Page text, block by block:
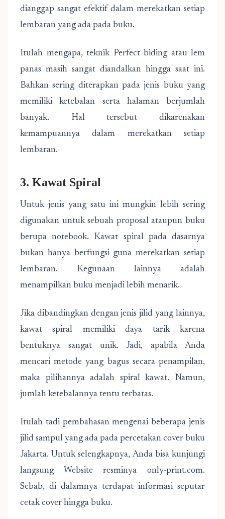
dianggap sangat efektif dalam merekatkan setiap
lembaran yang ada pada buku.
Itulah mengapa, teknik Perfect biding atau lem
panas masih sangat diandalkan hingga saat ini.
Bahkan sering diterapkan pada jenis buku yang
memiliki ketebalan serta halaman berjumlah
banyak. Hal tersebut dikarenakan
kemampuannya dalam merekatkan setiap
lembaran.
3. Kawat Spiral
Untuk jenis yang satu ini mungkin lebih sering
digunakan untuk sebuah proposal ataupun buku
berupa notebook. Kawat spiral pada dasarnya
bukan hanya berfungsi guna merekatkan setiap
lembaran. Kegunaan lainnya adalah
menampilkan buku menjadi lebih menarik.
Jika dibandingkan dengan jenis jilid yang lainnya,
kawat spiral memiliki daya tarik karena
bentuknya sangat unik. Jadi, apabila Anda
mencari metode yang bagus secara penampilan,
maka pilihannya adalah spiral kawat. Namun,
jumlah ketebalannya tentu terbatas.
Itulah tadi pembahasan mengenai beberapa jenis
jilid sampul yang ada pada percetakan cover buku
Jakarta. Untuk selengkapnya, Anda bisa kunjungi
langsung Website resminya only-print.com.
Sebab, di dalamnya terdapat informasi seputar
cetak cover hingga buku.